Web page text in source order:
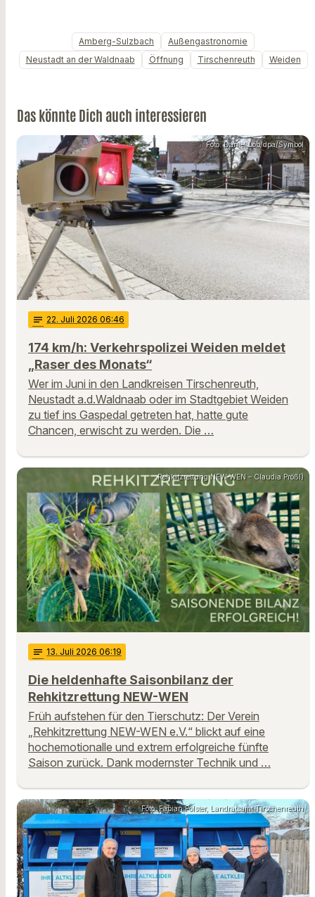
Amberg-Sulzbach
Außengastronomie
Neustadt an der Waldnaab
Öffnung Tirschenreuth Weiden
Das könnte Dich auch interessieren
Foto: Daniel Löb/dpa/Symbol
notes 22. Juli 2026 06:46
174 km/h: Verkehrspolizei Weiden meldet
„Raser des Monats“
Wer im Juni in den Landkreisen Tirschenreuth,
Neustadt a.d.Waldnaab oder im Stadtgebiet Weiden
zu tief ins Gaspedal getreten hat, hatte gute
Chancen, erwischt zu werden. Die …
Rehkitzrettung NEW-WEN – Claudia Prößl)
notes 13. Juli 2026 06:19
Die heldenhafte Saisonbilanz der
Rehkitzrettung NEW-WEN
Früh aufstehen für den Tierschutz: Der Verein
„Rehkitzrettung NEW-WEN e.V.“ blickt auf eine
hochemotionalle und extrem erfolgreiche fünfte
Saison zurück. Dank modernster Technik und …
Foto: Fabian Polster, Landratsamt Tirschenreuth